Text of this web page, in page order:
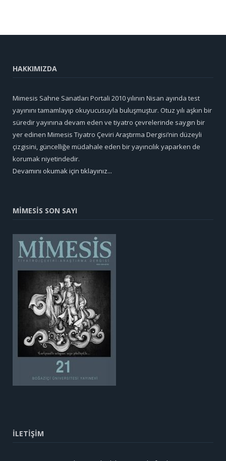
HAKKIMIZDA
Mimesis Sahne Sanatları Portali 2010 yılının Nisan ayında test
yayınını tamamlayıp okuyucusuyla buluşmuştur. Otuz yılı aşkın bir
süredir yayınına devam eden ve tiyatro çevrelerinde saygın bir
yer edinen Mimesis Tiyatro Çeviri Araştırma Dergisi’nin düzeyli
çizgisini, güncelliğe müdahale eden bir yayıncılık yaparken de
korumak niyetindedir.
Devamını okumak için tıklayınız...
MİMESİS SON SAYI
İLETİŞİM